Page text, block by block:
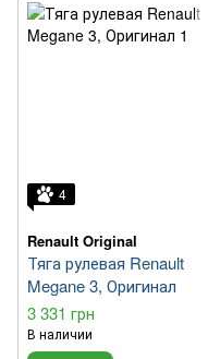
4
Renault Original
Тяга рулевая Renault
Megane 3, Оригинал
3 331 грн
В наличии